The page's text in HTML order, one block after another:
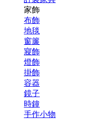
家飾
布飾
地毯
窗簾
寢飾
燈飾
掛飾
容器
鏡子
時鐘
手作小物